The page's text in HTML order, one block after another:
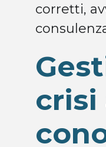
corretti,
crisi